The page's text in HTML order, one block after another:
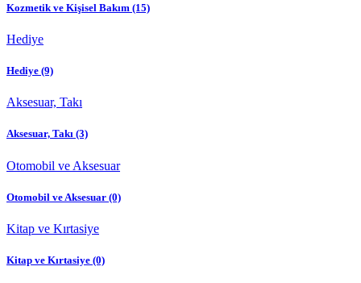
Kozmetik ve Kişisel Bakım (15)
Hediye
Hediye (9)
Aksesuar, Takı
Aksesuar, Takı (3)
Otomobil ve Aksesuar
Otomobil ve Aksesuar (0)
Kitap ve Kırtasiye
Kitap ve Kırtasiye (0)